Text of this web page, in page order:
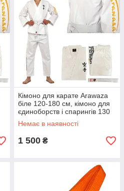
Кімоно для карате Arawaza
біле 120-180 см, кімоно для
єдиноборств і спарингів 130
Немає в наявності
1 500 ₴